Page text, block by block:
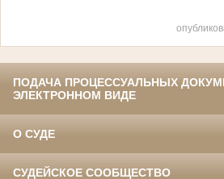
ПОДАЧА ПРОЦЕССУАЛЬНЫХ
ЭЛЕКТРОННОМ ВИДЕ
О СУДЕ
СУДЕЙСКОЕ СООБЩЕСТВО